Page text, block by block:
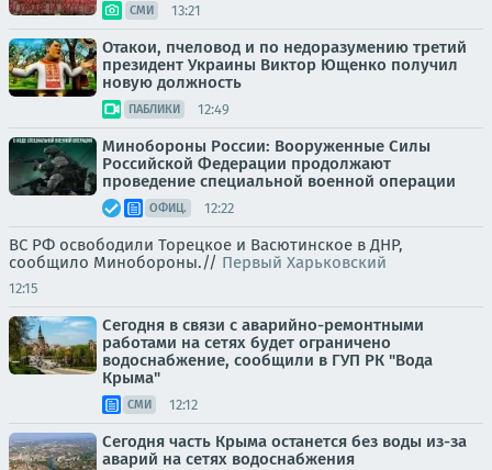
СМИ 13:21
Отакои, пчеловод и по недоразумению третий
президент Украины Виктор Ющенко получил
новую должность
ПАБЛИКИ 12:49
Минобороны России: Вооруженные Силы
Российской Федерации продолжают
проведение специальной военной операции
ОФИЦ. 12:22
ВС РФ освободили Торецкое и Васютинское в ДНР,
сообщило Минобороны.// Первый Харьковский
12:15
Сегодня в связи с аварийно-ремонтными
работами на сетях будет ограничено
водоснабжение, сообщили в ГУП РК "Вода
Крыма"
СМИ 12:12
Сегодня часть Крыма останется без воды из-за
аварий на сетях водоснабжения